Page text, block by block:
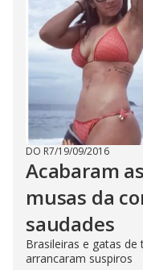
DO R7/19/09/2016
Acabaram
musas da
saudades
Brasileiras e gatas
arrancaram suspiros